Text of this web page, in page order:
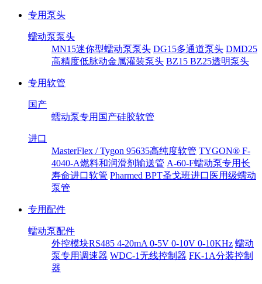
专用泵头
蠕动泵泵头
MN15迷你型蠕动泵泵头 DG15多通道泵头 DMD25
高精度低脉动金属灌装泵头 BZ15 BZ25透明泵头
专用软管
国产
蠕动泵专用国产硅胶软管
进口
MasterFlex / Tygon 95635高纯度软管 TYGON® F-
4040-A燃料和润滑剂输送管 A-60-F蠕动泵专用长
寿命进口软管 Pharmed BPT圣戈班进口医用级蠕动
泵管
专用配件
蠕动泵配件
外控模块RS485 4-20mA 0-5V 0-10V 0-10KHz 蠕动
泵专用调速器 WDC-1无线控制器 FK-1A分装控制
器